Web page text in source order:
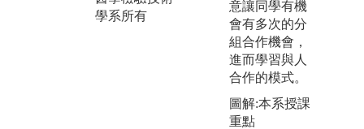
學系所有
圖解:學生小分
組討論情形
版權:義守大學
醫學檢驗技術
學系所有
意讓同學有機
會有多次的分
組合作機會，
進而學習與人
合作的模式。
圖解:本系授課
重點